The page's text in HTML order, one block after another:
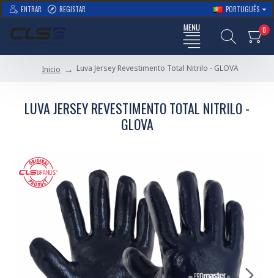
ENTRAR REGISTAR PORTUGUÊS
0
Inicio Luva Jersey Revestimento Total Nitrilo - GLOVA
LUVA JERSEY REVESTIMENTO TOTAL NITRILO -
GLOVA